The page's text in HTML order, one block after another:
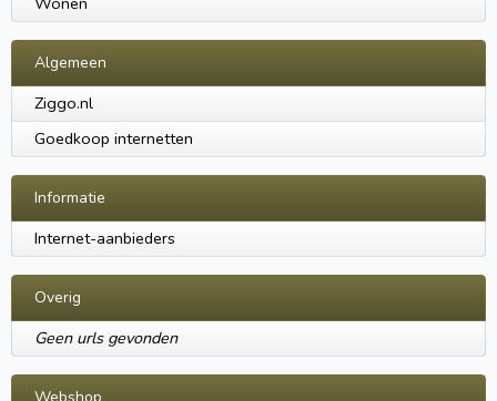
Algemeen
Ziggo.nl
Goedkoop internetten
Informatie
Internet-aanbieders
Overig
Geen urls gevonden